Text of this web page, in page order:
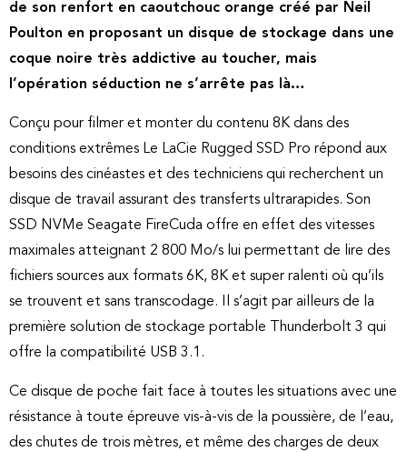
de son renfort en caoutchouc orange créé par Neil
Poulton en proposant un disque de stockage dans une
coque noire très addictive au toucher, mais
l’opération séduction ne s’arrête pas là…
Conçu pour filmer et monter du contenu 8K dans des
conditions extrêmes Le LaCie Rugged SSD Pro répond aux
besoins des cinéastes et des techniciens qui recherchent un
disque de travail assurant des transferts ultrarapides. Son
SSD NVMe Seagate FireCuda offre en effet des vitesses
maximales atteignant 2 800 Mo/s lui permettant de lire des
fichiers sources aux formats 6K, 8K et super ralenti où qu’ils
se trouvent et sans transcodage. Il s’agit par ailleurs de la
première solution de stockage portable Thunderbolt 3 qui
offre la compatibilité USB 3.1.
Ce disque de poche fait face à toutes les situations avec une
résistance à toute épreuve vis-à-vis de la poussière, de l’eau,
des chutes de trois mètres, et même des charges de deux